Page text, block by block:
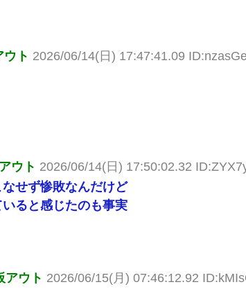
ト 2026/06/14(日) 17:47:41.09
ウト 2026/06/14(日) 17:50:02.32
せず惨敗なんだけど
ると感じたのも事実
アウト 2026/06/15(月) 07:46:12.92